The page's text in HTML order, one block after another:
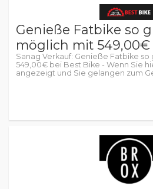
Genieße Fatbike so
möglich mit 549,00€
Sanag Verkauf: Genieße Fatbike
549,00€ bei Best Bike - Wenn Sie
angezeigt und Sie gelangen zum